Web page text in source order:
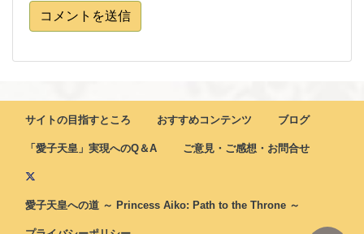
コメントを送信
サイトの目指すところ おすすめコンテンツ ブログ
「愛子天皇」実現へのQ＆A ご意見・ご感想・お問合せ
愛子天皇への道 ～ Princess Aiko: Path to the Throne ～